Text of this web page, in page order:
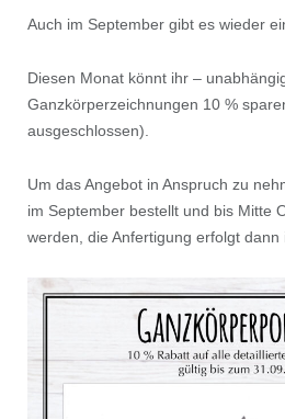
Auch im September gibt es wieder
Diesen Monat könnt ihr –
Ganzkörperzeichnungen 10 %
ausgeschlossen).
Um das Angebot in Anspruch zu
im September bestellt und bis Mitte
werden, die Anfertigung erfolgt